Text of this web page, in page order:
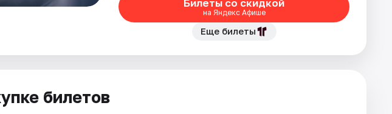
на Яндекс Афише
Еще билеты
билетов